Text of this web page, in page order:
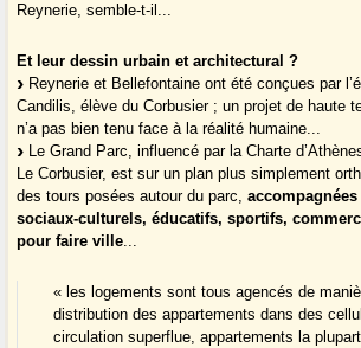
Reynerie, semble-t-il...
Et leur dessin urbain et architectural ?
Reynerie et Bellefontaine ont été conçues par
Candilis, élève du Corbusier ; un projet de haute
n’a pas bien tenu face à la réalité humaine...
Le Grand Parc, influencé par la Charte
Le Corbusier, est sur un plan plus simplement
des tours posées autour du parc,
sociaux-culturels, éducatifs, sportifs,
pour faire ville...
« les logements sont tous agencés de
distribution des appartements dans des
circulation superflue, appartements la